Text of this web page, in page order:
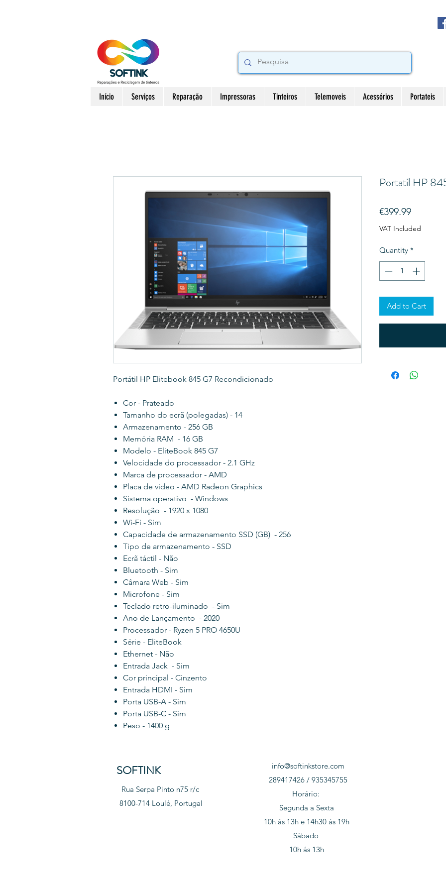
Início Serviços Reparação Impressoras Tinteiros Telemoveis Acessórios Portateis
Portátil HP Elitebook 845 G7 Recondicionado
Cor - Prateado
Tamanho do ecrã (polegadas) - 14
Armazenamento - 256 GB
Memória RAM - 16 GB
Modelo - EliteBook 845 G7
Velocidade do processador - 2.1 GHz
Marca de processador - AMD
Placa de vídeo - AMD Radeon Graphics
Sistema operativo - Windows
Resolução - 1920 x 1080
Wi-Fi - Sim
Capacidade de armazenamento SSD (GB) - 256
Tipo de armazenamento - SSD
Ecrã táctil - Não
Bluetooth - Sim
Câmara Web - Sim
Microfone - Sim
Teclado retro-iluminado - Sim
Ano de Lançamento - 2020
Processador - Ryzen 5 PRO 4650U
Série - EliteBook
Ethernet - Não
Entrada Jack - Sim
Cor principal - Cinzento
Entrada HDMI - Sim
Porta USB-A - Sim
Porta USB-C - Sim
Peso - 1400 g
Portatil HP
€399.99Price
VAT Included
Quantity *
Add to Cart
SOFTINK
Rua Serpa Pinto n75 r/c
8100-714 Loulé, Portugal
info@softinkstore.com
289417426 / 935345755
Horário:
Segunda a Sexta
10h ás 13h e 14h30 ás 19h
Sábado
10h ás 13h